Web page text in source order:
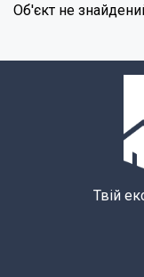
Об'єкт не
Твій